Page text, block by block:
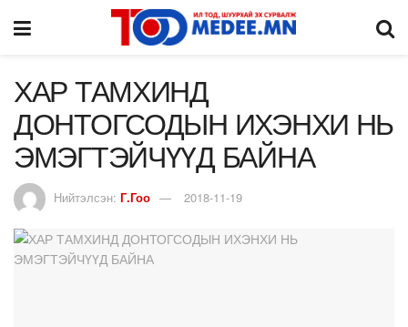
ХАР ТАМХИНД
ДОНТОГСОДЫН ИХЭНХИ НЬ
ЭМЭГТЭЙЧҮҮД БАЙНА
Нийтэлсэн: Г.Гоо 2018-11-19